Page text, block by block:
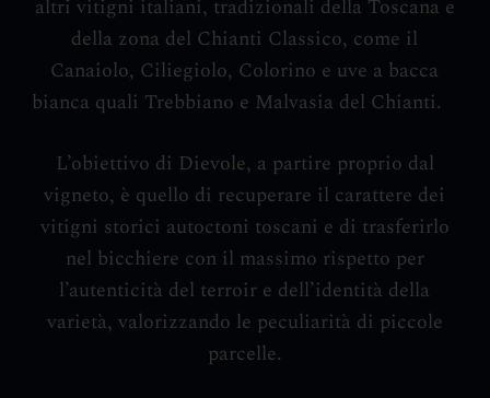
altri vitigni italiani, tradizionali della Toscana e
della zona del Chianti Classico, come il
Canaiolo, Ciliegiolo, Colorino e uve a bacca
bianca quali Trebbiano e Malvasia del Chianti.
L’obiettivo di Dievole, a partire proprio dal
vigneto, è quello di recuperare il carattere dei
vitigni storici autoctoni toscani e di trasferirlo
nel bicchiere con il massimo rispetto per
l’autenticità del terroir e dell’identità della
varietà, valorizzando le peculiarità di piccole
parcelle.